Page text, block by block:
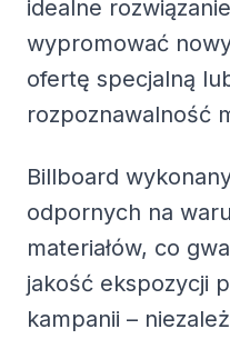
idealne
wypromować
ofertę specjalną
rozpoznawalność
Billboard
odpornych na
materiałów, co
jakość ekspozycji
kampanii –